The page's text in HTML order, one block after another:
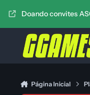
Doando convites
Página Inicial